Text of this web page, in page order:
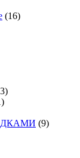
(16)
(9)